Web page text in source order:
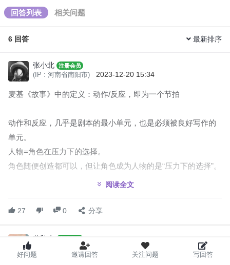
回答列表 相关问题
6 回答 最新排序
张小北 注册会员
(IP : 河南省南阳市) 2023-12-20 15:34
麦基《故事》中的定义：动作/反应，即为一个节拍
动作和反应，几乎是剧本的最小单元，也是必须被良好写作的
单元。
人物=角色在压力下的选择。
角色随便创造都可以，但让角色成为人物的是“压力下的选择”。
举例：
含热泪（这是反应）一个节拍产生了。
节拍的作用是递进故事，一堆节拍递进出一个场景，一堆场景
阅读全文
27 0 分享
萧秋水
(IP : 河南省南阳市) 2023-12-20 15:34
好问题 邀请回答 关注问题 写回答